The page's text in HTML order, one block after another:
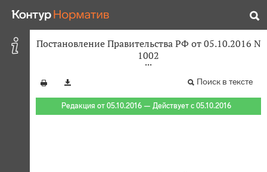
Постановление Правительства РФ от 05.10.2016 N
1002
Поиск в тексте
Редакция от 05.10.2016 — Действует с 05.10.2016